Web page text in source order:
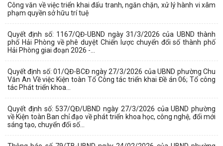
Công văn về việc triển khai đấu tranh, ngăn chặn, xử lý hành vi xâm
phạm quyền sở hữu trí tuệ
Quyết định số: 1167/QĐ-UBND ngày 31/3/2026 của UBND thành
phố Hải Phòng về phê duyệt Chiến lược chuyển đổi số thành phố
Hải Phòng giai đoạn 2026 -...
Quyết định số: 01/QĐ-BCĐ ngày 27/3/2026 của UBND phường Chu
Văn An Về việc Kiện toàn Tổ Công tác triển khai Đề án 06; Tổ công
tác Phát triển khoa...
Quyết định số: 537/QĐ/UBND ngày 27/3/2026 của UBND phường
về Kiện toàn Ban chỉ đạo về phát triển khoa học, công nghệ, đổi mới
sáng tạo, chuyển đổi số...